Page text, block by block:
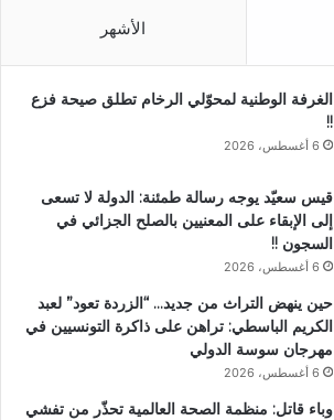
الأشهر
الغرفة الوطنية لمحوّلي الرخام تطلق صيحة فزع
!!
6 أغسطس، 2026
قيس سعيّد يوجه رسالة طمئنة: الدولة لا تسعى
إلى الإبقاء على المعنيين بالصلح الجزائي في
السجون !!
6 أغسطس، 2026
حين ينهض التراث من جديد… “الزردة تعود” لعبد
الكريم الباسطي: تراهن على ذاكرة التونسيين في
مهرجان سوسة الدولي
6 أغسطس، 2026
وباء قاتل: منظمة الصحة العالمية تحذّر من تفشي